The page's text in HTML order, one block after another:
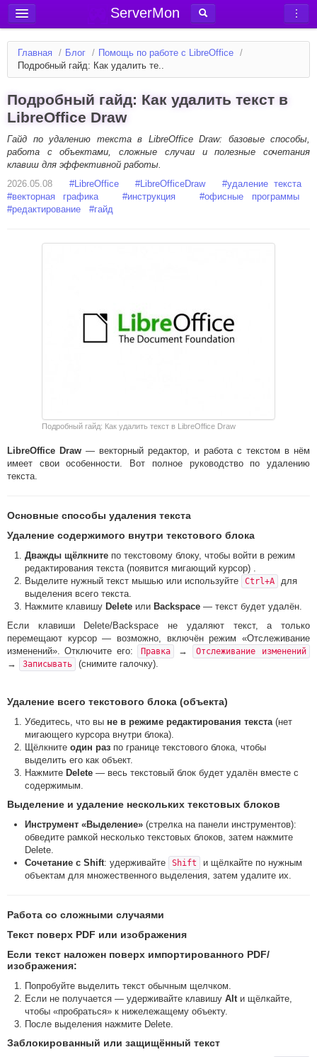
ServerMon
Добавить сервер
Мониторинг серверов
Блог
Форум
Вход в аккаунт
Главная / Блог / Помощь по работе с LibreOffice /
Подробный гайд: Как удалить те..
Подробный гайд: Как удалить текст в
LibreOffice Draw
Гайд по удалению текста в LibreOffice Draw: базовые способы,
работа с объектами, сложные случаи и полезные сочетания
клавиш для эффективной работы.
2026.05.08
#LibreOffice #LibreOfficeDraw #удаление текста
#векторная графика #инструкция #офисные программы
#редактирование #гайд
Подробный гайд: Как удалить текст в LibreOffice Draw
LibreOffice Draw — векторный редактор, и работа с текстом в нём
имеет свои особенности. Вот полное руководство по удалению
текста.
Основные способы удаления текста
Удаление содержимого внутри текстового блока
Дважды щёлкните по текстовому блоку, чтобы войти в режим
редактирования текста (появится мигающий курсор) .
Выделите нужный текст мышью или используйте
Ctrl+A
для
выделения всего текста.
Нажмите клавишу Delete или Backspace — текст будет удалён.
Если клавиши Delete/Backspace не удаляют текст, а только
перемещают курсор — возможно, включён режим «Отслеживание
изменений». Отключите его:
Правка → Отслеживание изменений
→ Записывать (снимите галочку).
Удаление всего текстового блока (объекта)
Убедитесь, что вы не в режиме редактирования текста(нет
мигающего курсора внутри блока).
Щёлкните один раз по границе текстового блока, чтобы
выделить его как объект.
Нажмите Delete — весь текстовый блок будет удалён вместе с
содержимым.
Выделение и удаление нескольких текстовых блоков
Инструмент «Выделение» (стрелка на панели инструментов):
обведите рамкой несколько текстовых блоков, затем нажмите
Delete.
Сочетание с Shift: удерживайте Shift
и щёлкайте по нужным
объектам для множественного выделения, затем удалите их.
Работа со сложными случаями
Текст поверх PDF или изображения
Если текст наложен поверх импортированного PDF/
изображения:
Попробуйте выделить текст обычным щелчком.
Если не получается — удерживайте клавишу Altи щёлкайте,
чтобы «пробраться» к нижележащему объекту.
После выделения нажмите Delete.
Заблокированный или защищённый текст